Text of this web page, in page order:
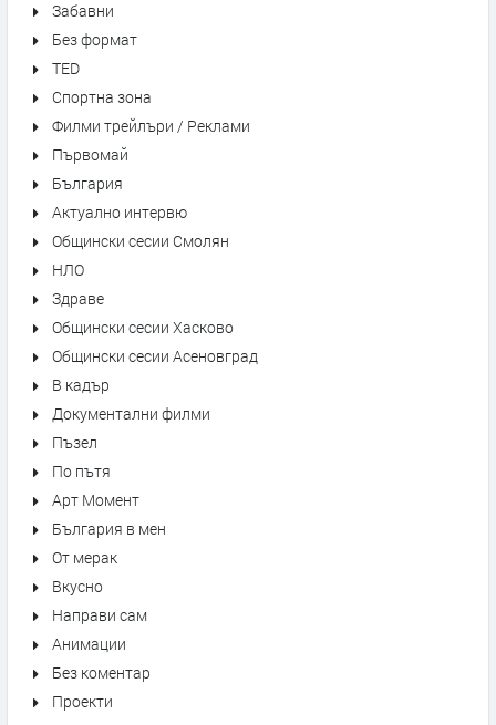
Забавни
Без формат
TED
Спортна зона
Филми трейлъри / Реклами
Първомай
България
Актуално интервю
Общински сесии Смолян
НЛО
Здраве
Общински сесии Хасково
Общински сесии Асеновград
В кадър
Документални филми
Пъзел
По пътя
Арт Момент
България в мен
От мерак
Вкусно
Направи сам
Анимации
Без коментар
Проекти